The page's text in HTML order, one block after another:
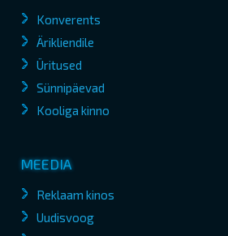
Konverents
Ärikliendile
Üritused
Sünnipäevad
Kooliga kinno
MEEDIA
Reklaam kinos
Uudisvoog